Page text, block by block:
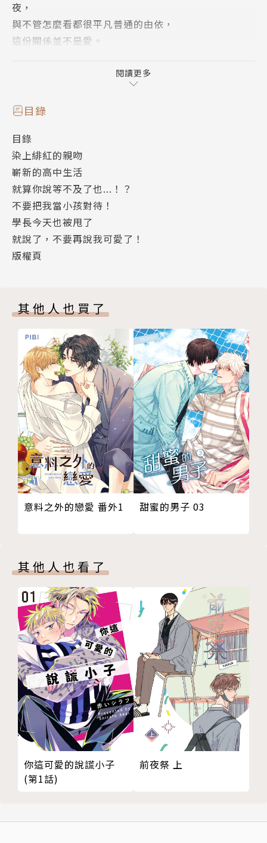
夜，
與不管怎麼看都很平凡普通的由依，
這份關係並不是愛。
有時很痛苦、有時很甜蜜，
向著由依索求時的靜夜的吻，
讓人心跳不已…？
吸血鬼與人類之間禁斷的愛情故事。
▍作者簡介
服部美紀
● 1月4日生的山羊座，出生於神奈川縣。
● 出道作品為「啾」（刊載於《少女COMIC》增刊20
都…》、《熱衷於他的一切》等
相關著作：《熱衷於他的一切(全)》《專屬於我的小可
愛(全)》《忍戀(全)》《心靈、身體、××都…(全)》
《哥哥以上，戀人未滿(全)》
閱讀更多
目錄
目錄
染上緋紅的親吻
嶄新的高中生活
就算你說等不及了也...！？
不要把我當小孩對待！
學長今天也被甩了
就說了，不要再說我可愛了！
版權頁
其他人也買了
意料之外的戀愛 番外1 甜蜜的男子 03
其他人也看了
你這可愛的說謊小子
(第1話)
前夜祭 上